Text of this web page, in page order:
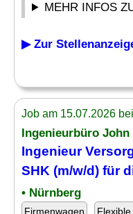
MEHR INFOS
▶ Zur
Job am 15.07.2026
Ingenieurbüro John
Ingenieur
SHK (m/w/d) für
• Nürnberg
Firmenwagen